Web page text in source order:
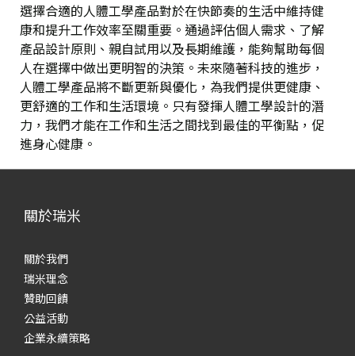
選擇合適的人體工學產品對於在快節奏的生活中維持健
康和提升工作效率至關重要。通過評估個人需求、了解
產品設計原則、親自試用以及長期維護，能夠幫助每個
人在選擇中做出更明智的決策。未來隨著科技的進步，
人體工學產品將不斷更新與優化，為我們提供更健康、
更舒適的工作和生活環境。只有發揮人體工學設計的潛
力，我們才能在工作和生活之間找到最佳的平衡點，促
進身心健康。
關於瑞米
關於我們
瑞米理念
贊助回饋
公益活動
企業永續策略